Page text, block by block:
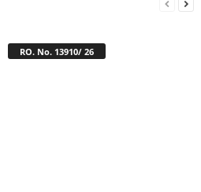
RO. No. 13910/ 26